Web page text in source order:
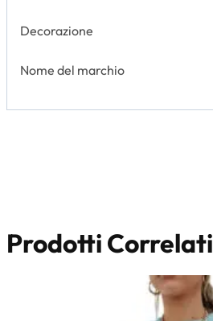
Decorazione
Nome del marchio
Prodotti Correlati